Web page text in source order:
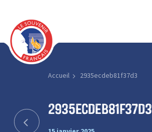
Accueil 2935ecdeb81f37d3
2935ecdeb81f37d3